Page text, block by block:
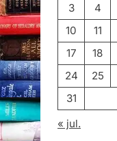
3
4
10
11
17
18
24
25
31
« jul.